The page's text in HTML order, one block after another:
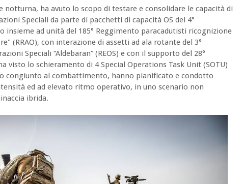
notturna, ha avuto lo scopo di testare e consolidare le capacità di
Speciali da parte di pacchetti di capacità OS del 4°
insieme ad unità del 185° Reggimento paracadutisti ricognizione
(RRAO), con interazione di assetti ad ala rotante del 3°
Speciali “Aldebaran” (REOS) e con il supporto del 28°
visto lo schieramento di 4 Special Operations Task Unit (SOTU)
congiunto al combattimento, hanno pianificato e condotto
ed ad elevato ritmo operativo, in uno scenario non
ibrida.